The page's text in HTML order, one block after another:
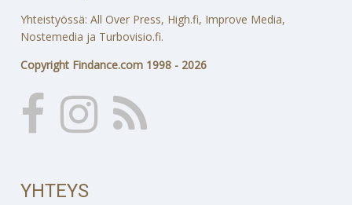
Yhteistyössä: All Over Press, High.fi, Improve Media,
Nostemedia ja Turbovisio.fi.
Copyright Findance.com 1998 - 2026
YHTEYS